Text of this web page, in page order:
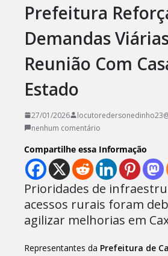
Prefeitura
Demandas
Reunião Com
Estado
27/01/2026
nenhum comentário
Compartilhe essa Informação
Prioridades de
acessos rurais foram
agilizar melhorias em
Representantes da Prefeitura de